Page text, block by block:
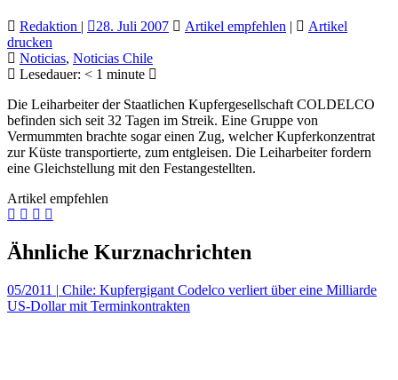
Redaktion | 28. Juli 2007 Artikel empfehlen |
Artikel
drucken
Noticias, Noticias Chile
Lesedauer: < 1 minute
Die Leiharbeiter der Staatlichen Kupfergesellschaft COLDELCO
befinden sich seit 32 Tagen im Streik. Eine Gruppe von
Vermummten brachte sogar einen Zug, welcher Kupferkonzentrat
zur Küste transportierte, zum entgleisen. Die Leiharbeiter fordern
eine Gleichstellung mit den Festangestellten.
Artikel empfehlen
Ähnliche Kurznachrichten
05/2011 | Chile: Kupfergigant Codelco verliert über eine Milliarde
US-Dollar mit Terminkontrakten